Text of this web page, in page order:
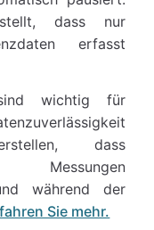
dass nur
erfasst
sind wichtig für
dass
während der
Sie mehr.